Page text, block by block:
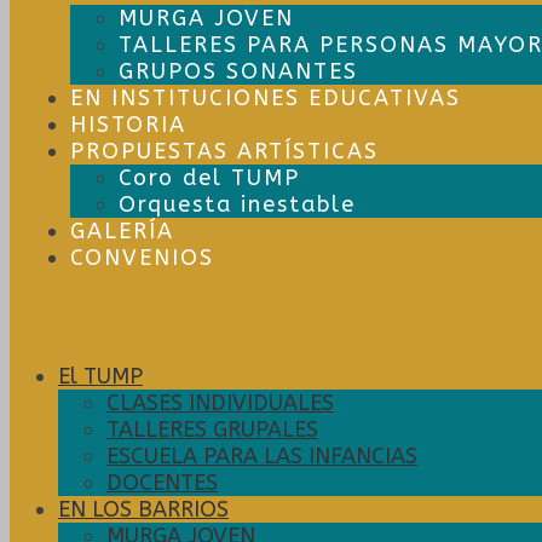
MURGA JOVEN
TALLERES PARA PERSONAS
GRUPOS SONANTES
EN INSTITUCIONES EDUCATIVAS
HISTORIA
PROPUESTAS ARTÍSTICAS
Coro del TUMP
Orquesta inestable
GALERÍA
CONVENIOS
El TUMP
CLASES INDIVIDUALES
TALLERES GRUPALES
ESCUELA PARA LAS INFANCIAS
DOCENTES
EN LOS BARRIOS
MURGA JOVEN